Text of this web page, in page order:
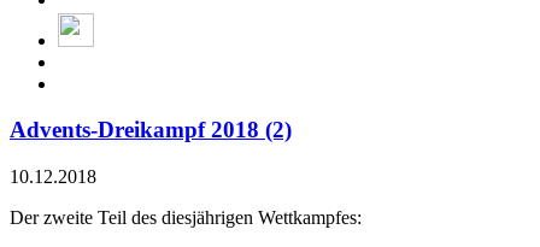
Advents-Dreikampf 2018 (2)
10.12.2018
Der zweite Teil des diesjährigen Wettkampfes: